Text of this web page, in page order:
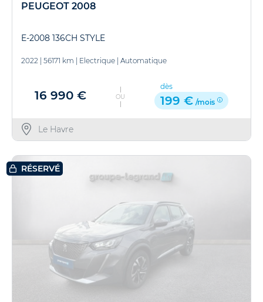
PEUGEOT 2008
E-2008 136CH STYLE
2022 56171 km Electrique Automatique
16 990 € OU
dès
199 € /mois
Le Havre
RÉSERVÉ